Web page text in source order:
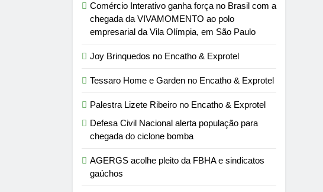
Comércio Interativo ganha força no Brasil com a
chegada da VIVAMOMENTO ao polo
empresarial da Vila Olímpia, em São Paulo
Joy Brinquedos no Encatho & Exprotel
Tessaro Home e Garden no Encatho & Exprotel
Palestra Lizete Ribeiro no Encatho & Exprotel
Defesa Civil Nacional alerta população para
chegada do ciclone bomba
AGERGS acolhe pleito da FBHA e sindicatos
gaúchos